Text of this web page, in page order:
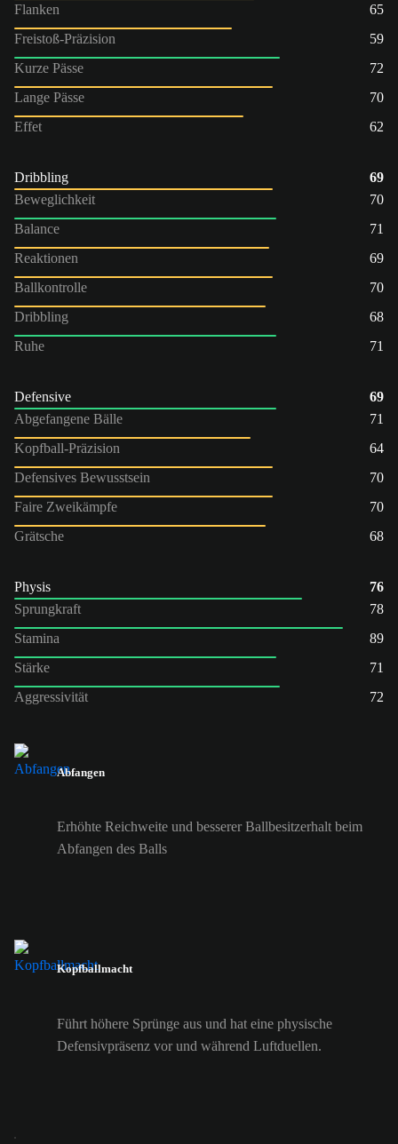
Flanken
65
Freistoß-Präzision
59
Kurze Pässe
72
Lange Pässe
70
Effet
62
Dribbling
69
Beweglichkeit
70
Balance
71
Reaktionen
69
Ballkontrolle
70
Dribbling
68
Ruhe
71
Defensive
69
Abgefangene Bälle
71
Kopfball-Präzision
64
Defensives Bewusstsein
70
Faire Zweikämpfe
70
Grätsche
68
Physis
76
Sprungkraft
78
Stamina
89
Stärke
71
Aggressivität
72
Abfangen
Erhöhte Reichweite und besserer Ballbesitzerhalt beim
Abfangen des Balls
Kopfballmacht
Führt höhere Sprünge aus und hat eine physische
Defensivpräsenz vor und während Luftduellen.